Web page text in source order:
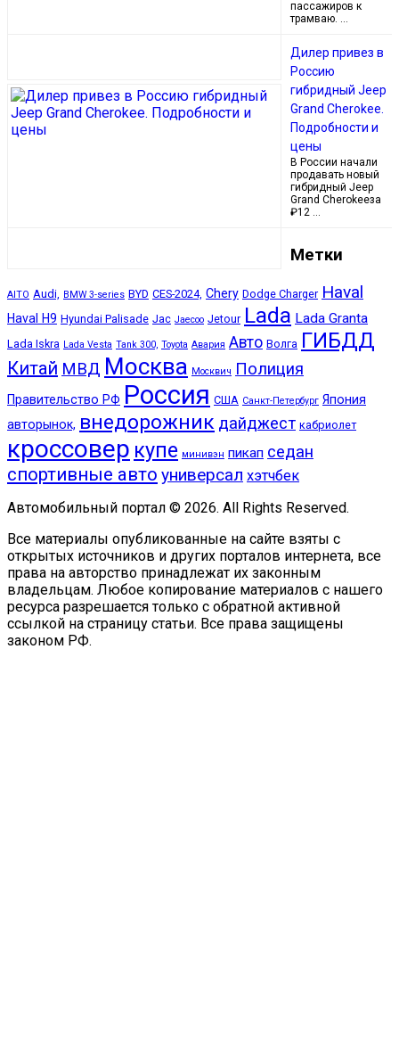
пассажиров к
трамваю. …
Дилер привез в
Россию
гибридный Jeep
Grand Cherokee.
Подробности и
цены
В России начали
продавать новый
гибридный Jeep
Grand Cherokeeза
₽12 …
Метки
AITO Audi, BMW 3-series BYD CES-2024, Chery Dodge Charger Haval
Haval H9 Hyundai Palisade Jac Jaecoo Jetour Lada Lada Granta
Lada Iskra Lada Vesta Tank 300, Toyota Авария Авто Волга ГИБДД
Китай МВД Москва Москвич Полиция
Правительство РФ Россия США Санкт-Петербург Япония
авторынок, внедорожник дайджест кабриолет
кроссовер купе минивэн пикап седан
спортивные авто универсал хэтчбек
Автомобильный портал © 2026. All Rights Reserved.
Все материалы опубликованные на сайте взяты с
открытых источников и других порталов интернета, все
права на авторство принадлежат их законным
владельцам. Любое копирование материалов с нашего
ресурса разрешается только с обратной активной
ссылкой на страницу статьи. Все права защищены
законом РФ.